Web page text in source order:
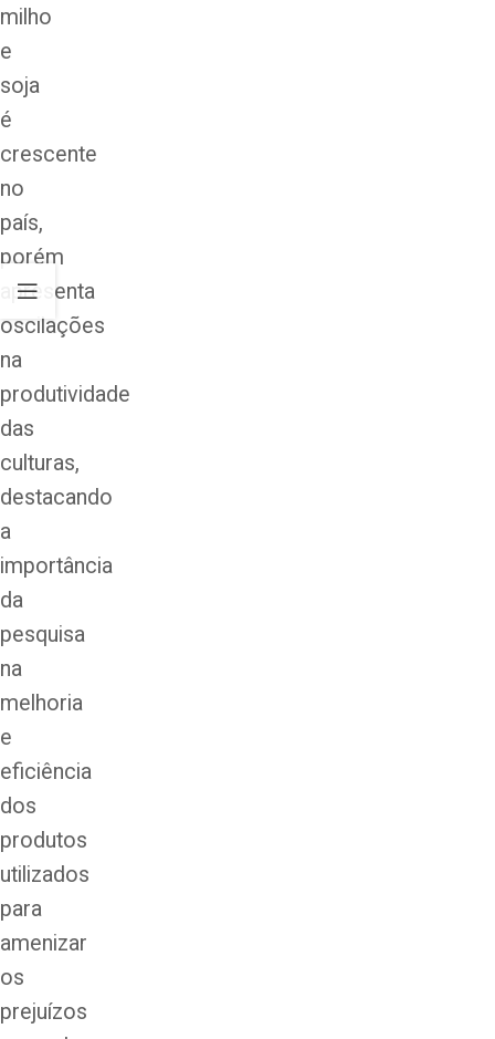
milho
e
soja
é
crescente
no
país,
porém
apresenta
oscilações
na
produtividade
das
culturas,
destacando
a
importância
da
pesquisa
na
melhoria
e
eficiência
dos
produtos
utilizados
para
amenizar
os
prejuízos